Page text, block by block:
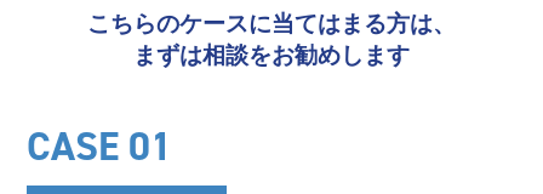
こちらのケースに当てはまる方は、
まずは相談をお勧めします
CASE 01